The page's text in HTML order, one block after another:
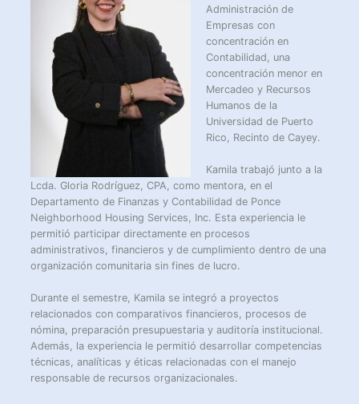
Administración de
Empresas con
concentración en
Contabilidad, una
concentración menor en
Mercadeo y Recursos
Humanos de la
Universidad de Puerto
Rico, Recinto de Cayey.
Kamila trabajó junto a la
Lcda. Gloria Rodríguez, CPA, como mentora, en el
Departamento de Finanzas y Contabilidad de Ponce
Neighborhood Housing Services, Inc. Esta experiencia le
permitió participar directamente en procesos
administrativos, financieros y de cumplimiento dentro de una
organización comunitaria sin fines de lucro.
Durante el semestre, Kamila se integró a proyectos
relacionados con comparativos financieros, procesos de
nómina, preparación presupuestaria y auditoría institucional.
Además, la experiencia le permitió desarrollar competencias
técnicas, analíticas y éticas relacionadas con el manejo
responsable de recursos organizacionales.